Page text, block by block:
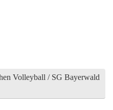
Volleyball / SG Bayerwald